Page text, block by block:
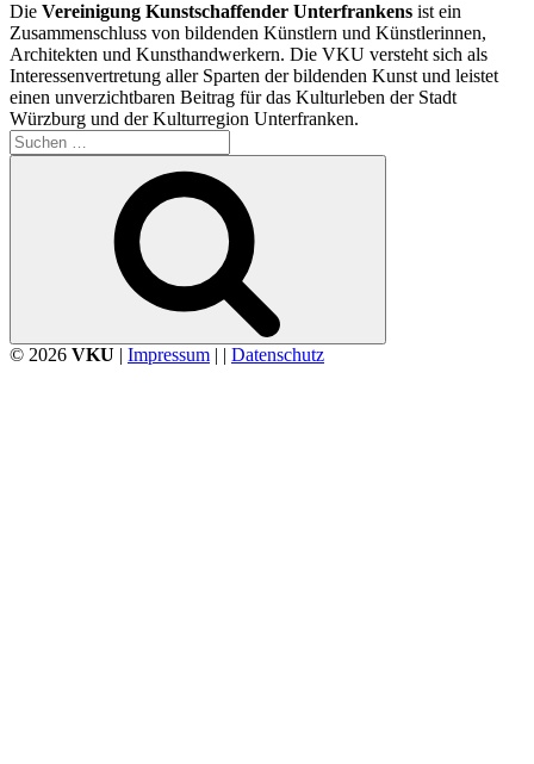
Die Vereinigung Kunstschaffender Unterfrankens ist ein
Zusammenschluss von bildenden Künstlern und Künstlerinnen,
Architekten und Kunsthandwerkern. Die VKU versteht sich als
Interessenvertretung aller Sparten der bildenden Kunst und leistet
einen unverzichtbaren Beitrag für das Kulturleben der Stadt
Würzburg und der Kulturregion Unterfranken.
Suchen
nach:
© 2026 VKU | Impressum | | Datenschutz